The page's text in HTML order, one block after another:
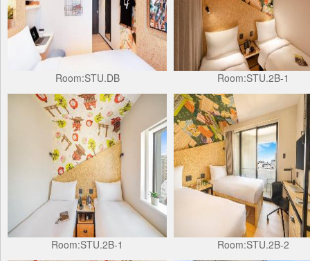
Room:STU.DB Room:STU.2B-1
Room:STU.2B-1 Room:STU.2B-2